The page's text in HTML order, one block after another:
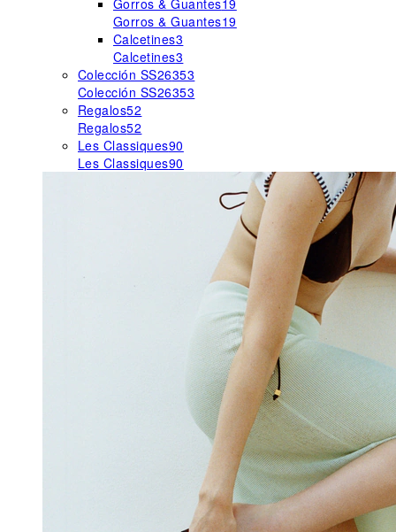
Gorros & Guantes19
Gorros & Guantes19
Calcetines3
Calcetines3
Colección SS26353
Colección SS26353
Regalos52
Regalos52
Les Classiques90
Les Classiques90